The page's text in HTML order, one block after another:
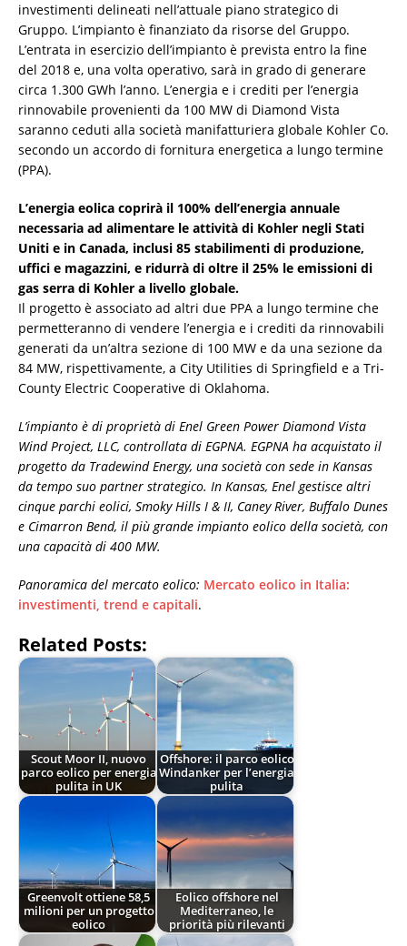
investimenti delineati nell’attuale piano strategico di
Gruppo. L’impianto è finanziato da risorse del Gruppo.
L’entrata in esercizio dell’impianto è prevista entro la fine
del 2018 e, una volta operativo, sarà in grado di generare
circa 1.300 GWh l’anno. L’energia e i crediti per l’energia
rinnovabile provenienti da 100 MW di Diamond Vista
saranno ceduti alla società manifatturiera globale Kohler Co.
secondo un accordo di fornitura energetica a lungo termine
(PPA).
L’energia eolica coprirà il 100% dell’energia annuale
necessaria ad alimentare le attività di Kohler negli Stati
Uniti e in Canada, inclusi 85 stabilimenti di produzione,
uffici e magazzini, e ridurrà di oltre il 25% le emissioni di
gas serra di Kohler a livello globale.
Il progetto è associato ad altri due PPA a lungo termine che
permetteranno di vendere l’energia e i crediti da rinnovabili
generati da un’altra sezione di 100 MW e da una sezione da
84 MW, rispettivamente, a City Utilities di Springfield e a Tri-
County Electric Cooperative di Oklahoma.
L’impianto è di proprietà di Enel Green Power Diamond Vista
Wind Project, LLC, controllata di EGPNA. EGPNA ha acquistato il
progetto da Tradewind Energy, una società con sede in Kansas
da tempo suo partner strategico. In Kansas, Enel gestisce altri
cinque parchi eolici, Smoky Hills I & II, Caney River, Buffalo Dunes
e Cimarron Bend, il più grande impianto eolico della società, con
una capacità di 400 MW.
Panoramica del mercato eolico: Mercato eolico in Italia:
investimenti, trend e capitali.
Related Posts:
Scout Moor II, nuovo
parco eolico per energia
pulita in UK
Offshore: il parco eolico
Windanker per l’energia
pulita
Greenvolt ottiene 58,5
milioni per un progetto
eolico
Eolico offshore nel
Mediterraneo, le
priorità più rilevanti